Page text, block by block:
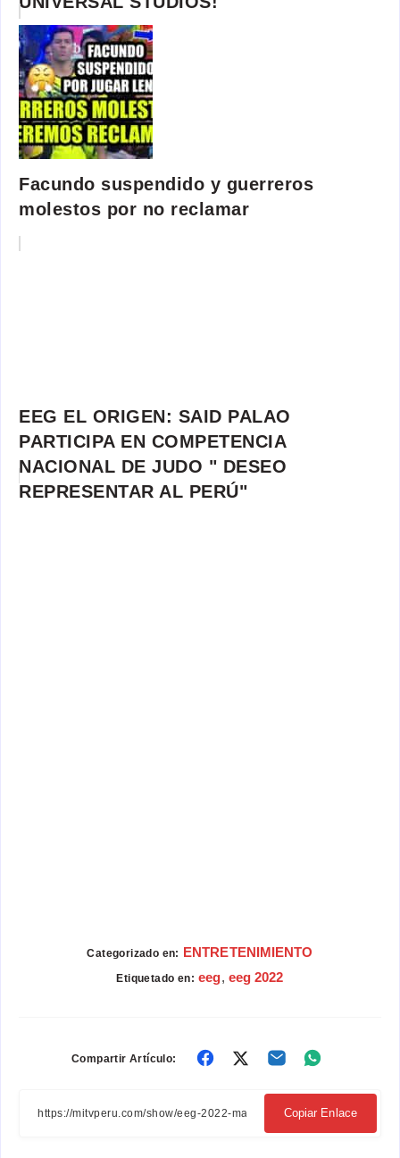
Facundo suspendido y guerreros
molestos por no reclamar
EEG EL ORIGEN: SAID PALAO
PARTICIPA EN COMPETENCIA
NACIONAL DE JUDO " DESEO
REPRESENTAR AL PERÚ"
Categorizado en: ENTRETENIMIENTO
Etiquetado en: eeg, eeg 2022
Compartir Artículo:
Compartir
Facebook
Compartir
Twitter
Compartir
Email Whatsapp
Copiar Enlace